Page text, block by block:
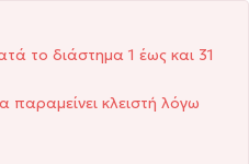
το διάστημα 1 έως και 31
παραμείνει κλειστή λόγω